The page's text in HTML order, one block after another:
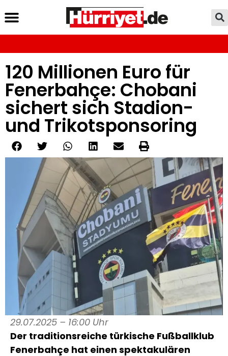
120 Millionen Euro für
Fenerbahçe: Chobani
sichert sich Stadion-
und Trikotsponsoring
29.07.2025 – 16:00 Uhr
Der traditionsreiche türkische Fußballklub
Fenerbahçe hat einen spektakulären